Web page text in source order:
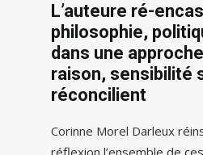
L’auteure ré-
philosophie,
dans une
raison, sensibilité
réconcilient
Corinne Morel Darleux
réflexion l’ensemble de